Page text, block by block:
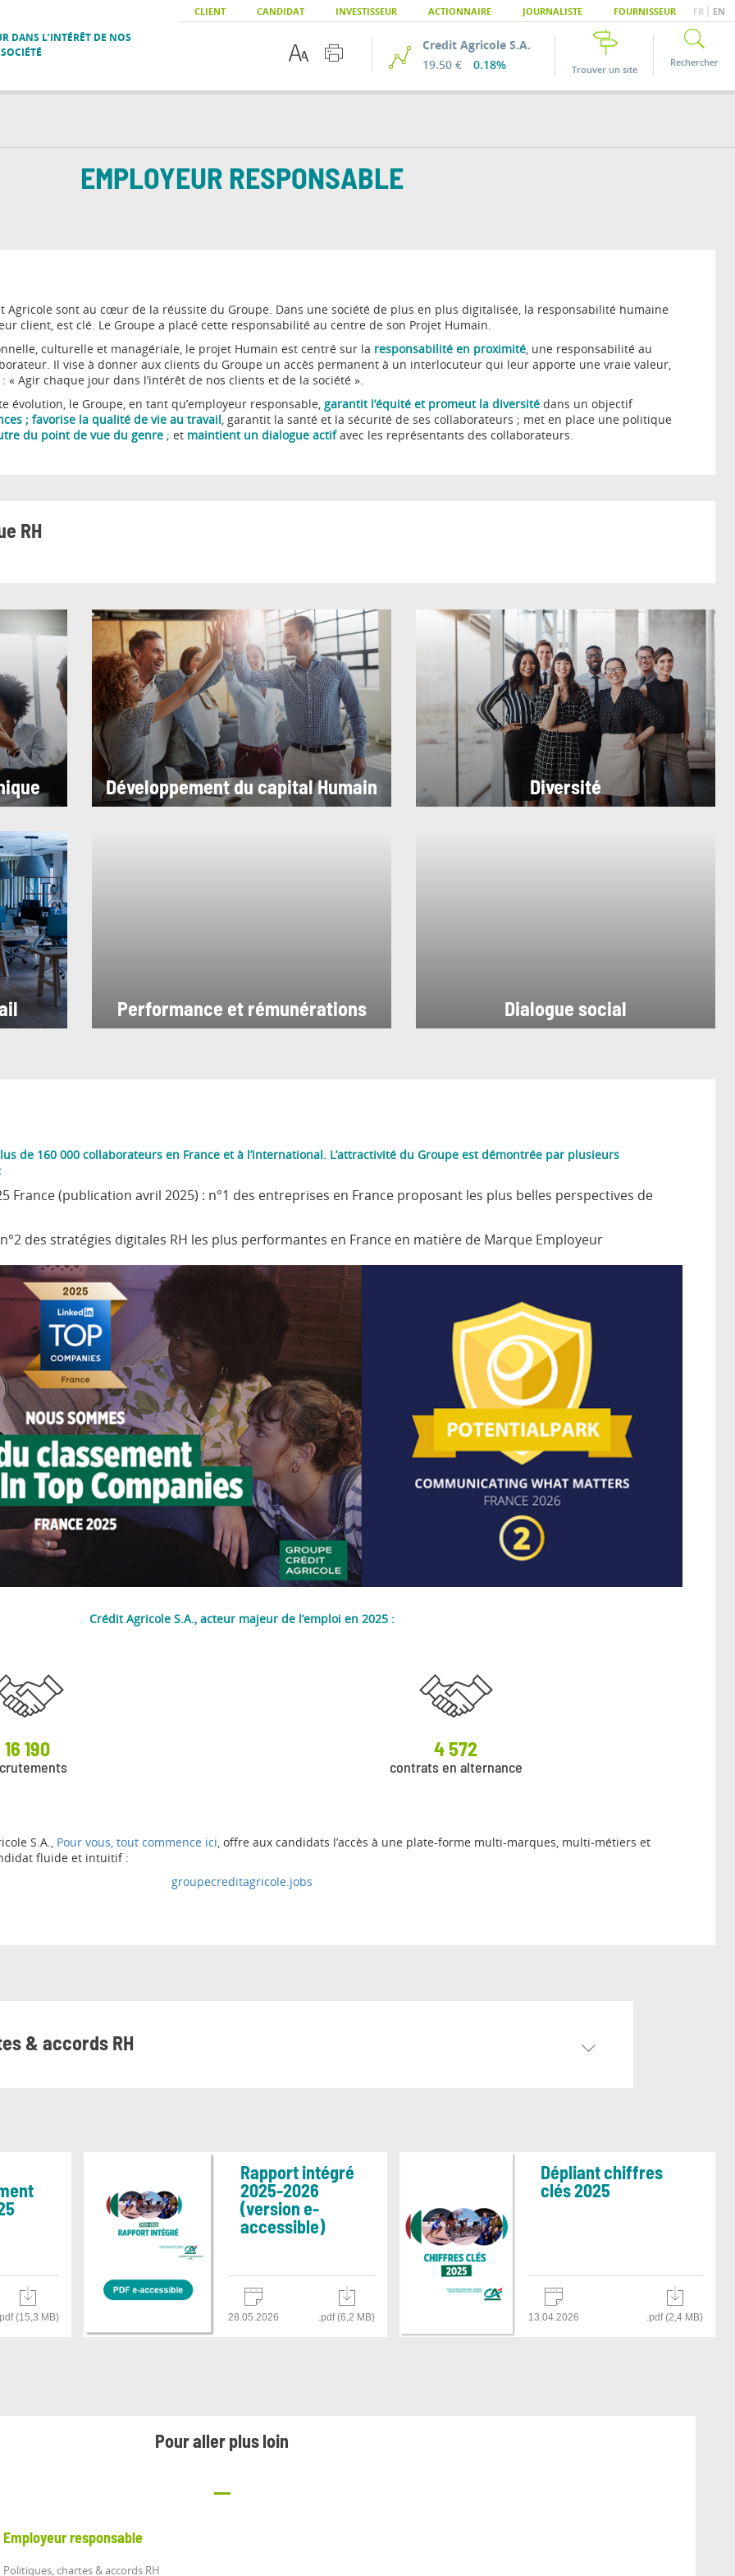
CLIENT CANDIDAT INVESTISSEUR ACTIONNAIRE JOURNALISTE FOURNISSEUR FR EN
DANS L’INTÉRÊT DE NOS
Credit Agricole S.A.
19.50 €
0.18% Trouver un site
Rechercher
EMPLOYEUR RESPONSABLE
Agricole sont au cœur de la réussite du Groupe. Dans une société de plus en plus digitalisée, la responsabilité humaine
client, est clé. Le Groupe a placé cette responsabilité au centre de son Projet Humain.
culturelle et managériale, le projet Humain est centré sur la responsabilité en proximité, une responsabilité au
Il vise à donner aux clients du Groupe un accès permanent à un interlocuteur qui leur apporte une vraie valeur,
« Agir chaque jour dans l’intérêt de nos clients et de la société ».
évolution, le Groupe, en tant qu’employeur responsable, garantit l’équité et promeut la diversité dans un objectif
; favorise la qualité de vie au travail, garantit la santé et la sécurité de ses collaborateurs ; met en place une politique
du point de vue du genre ; et maintient un dialogue actifavec les représentants des collaborateurs.
RH
Développement du capital Humain Diversité
Performance et rémunérations Dialogue social
de 160 000 collaborateurs en France et à l’international. L’attractivité du Groupe est démontrée par plusieurs
France (publication avril 2025) : n°1 des entreprises en France proposant les plus belles perspectives de
des stratégies digitales RH les plus performantes en France en matière de Marque Employeur
Crédit Agricole S.A., acteur majeur de l’emploi en 2025 :
16 190 4 572
contrats en alternance
S.A., Pour vous, tout commence ici , offre aux candidats l’accès à une plate-forme multi-marques, multi-métiers et
fluide et intuitif :
groupecreditagricole.jobs
& accords RH
(15,3 MB)
Rapport intégré
2025-2026
(version e-
accessible)
28.05.2026 .pdf (6,2 MB)
Dépliant chiffres
clés 2025
13.04.2026 .pdf (2,4 MB)
Pour aller plus loin
Employeur responsable
Politiques, chartes & accords RH